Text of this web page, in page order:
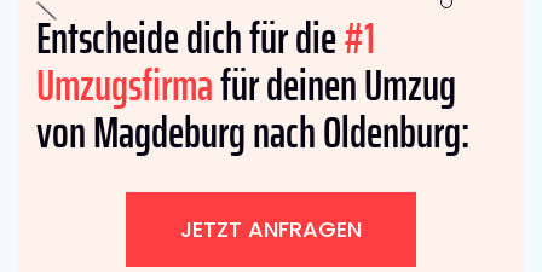
Entscheide dich für die#1
Umzugsfirmafür deinen Umzug
von Magdeburg nach Oldenburg:
JETZT ANFRAGEN